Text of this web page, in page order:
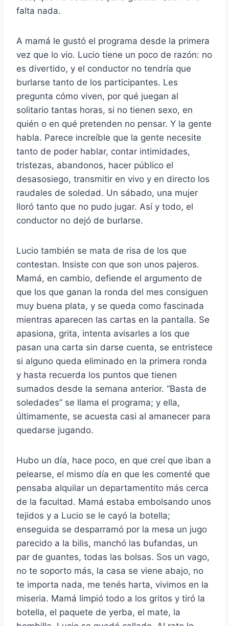
falta nada.
A mamá le gustó el programa desde la primera
vez que lo vio. Lucio tiene un poco de razón: no
es divertido, y el conductor no tendría que
burlarse tanto de los participantes. Les
pregunta cómo viven, por qué juegan al
solitario tantas horas, si no tienen sexo, en
quién o en qué pretenden no pensar. Y la gente
habla. Parece increíble que la gente necesite
tanto de poder hablar, contar intimidades,
tristezas, abandonos, hacer público el
desasosiego, transmitir en vivo y en directo los
raudales de soledad. Un sábado, una mujer
lloró tanto que no pudo jugar. Así y todo, el
conductor no dejó de burlarse.
Lucio también se mata de risa de los que
contestan. Insiste con que son unos pajeros.
Mamá, en cambio, defiende el argumento de
que los que ganan la ronda del mes consiguen
muy buena plata, y se queda como fascinada
mientras aparecen las cartas en la pantalla. Se
apasiona, grita, intenta avisarles a los que
pasan una carta sin darse cuenta, se entristece
si alguno queda eliminado en la primera ronda
y hasta recuerda los puntos que tienen
sumados desde la semana anterior. “Basta de
soledades” se llama el programa; y ella,
últimamente, se acuesta casi al amanecer para
quedarse jugando.
Hubo un día, hace poco, en que creí que iban a
pelearse, el mismo día en que les comenté que
pensaba alquilar un departamentito más cerca
de la facultad. Mamá estaba embolsando unos
tejidos y a Lucio se le cayó la botella;
enseguida se desparramó por la mesa un jugo
parecido a la bilis, manchó las bufandas, un
par de guantes, todas las bolsas. Sos un vago,
no te soporto más, la casa se viene abajo, no
te importa nada, me tenés harta, vivimos en la
miseria. Mamá limpió todo a los gritos y tiró la
botella, el paquete de yerba, el mate, la